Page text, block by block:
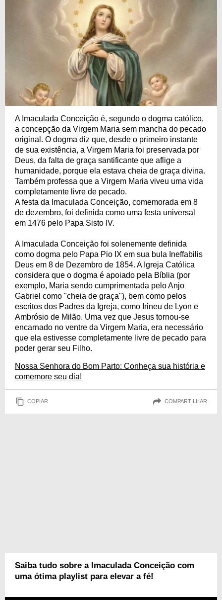
A Imaculada Conceição é, segundo o dogma católico,
a concepção da Virgem Maria sem mancha do pecado
original. O dogma diz que, desde o primeiro instante
de sua existência, a Virgem Maria foi preservada por
Deus, da falta de graça santificante que aflige a
humanidade, porque ela estava cheia de graça divina.
Também professa que a Virgem Maria viveu uma vida
completamente livre de pecado.
A festa da Imaculada Conceição, comemorada em 8
de dezembro, foi definida como uma festa universal
em 1476 pelo Papa Sisto IV.
A Imaculada Conceição foi solenemente definida
como dogma pelo Papa Pio IX em sua bula Ineffabilis
Deus em 8 de Dezembro de 1854. A Igreja Católica
considera que o dogma é apoiado pela Bíblia (por
exemplo, Maria sendo cumprimentada pelo Anjo
Gabriel como "cheia de graça"), bem como pelos
escritos dos Padres da Igreja, como Irineu de Lyon e
Ambrósio de Milão. Uma vez que Jesus tornou-se
encarnado no ventre da Virgem Maria, era necessário
que ela estivesse completamente livre de pecado para
poder gerar seu Filho.
Nossa Senhora do Bom Parto: Conheça sua história e
comemore seu dia!
COPIAR COMPARTILHAR
Saiba tudo sobre a Imaculada Conceição com
uma ótima playlist para elevar a fé!